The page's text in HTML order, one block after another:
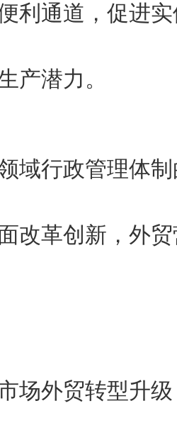
利通道，促进
产潜力。
域行政管理体
改革创新，外
场外贸转型升